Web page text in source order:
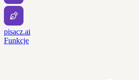
pisacz.ai
Funkcje